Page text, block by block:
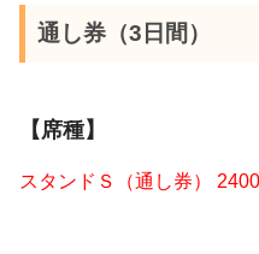
通し券（3日間）
【席種】
スタンドＳ（通し券）